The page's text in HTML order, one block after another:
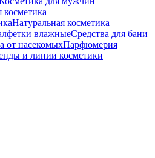
косметика
Натуральная косметика
влажныеСредства для бани
от насекомыхПарфюмерия
и линии косметики